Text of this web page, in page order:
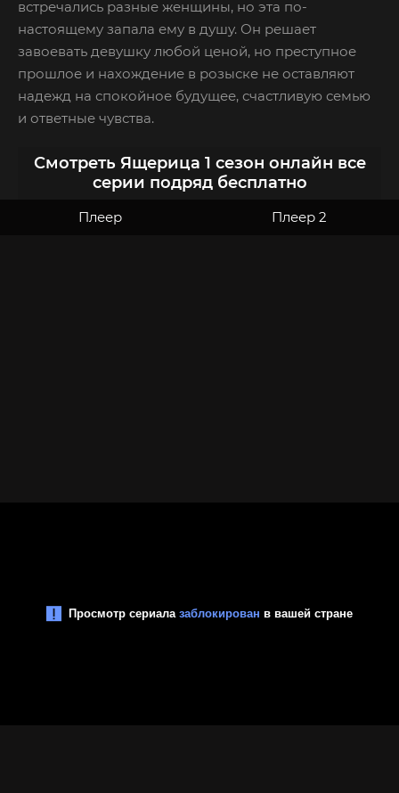
встречались разные женщины, но эта по-
настоящему запала ему в душу. Он решает
завоевать девушку любой ценой, но преступное
прошлое и нахождение в розыске не оставляют
надежд на спокойное будущее, счастливую семью
и ответные чувства.
Смотреть Ящерица 1 сезон онлайн все
серии подряд бесплатно
Плеер Плеер 2